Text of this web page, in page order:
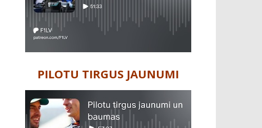
PILOTU TIRGUS JAUNUMI